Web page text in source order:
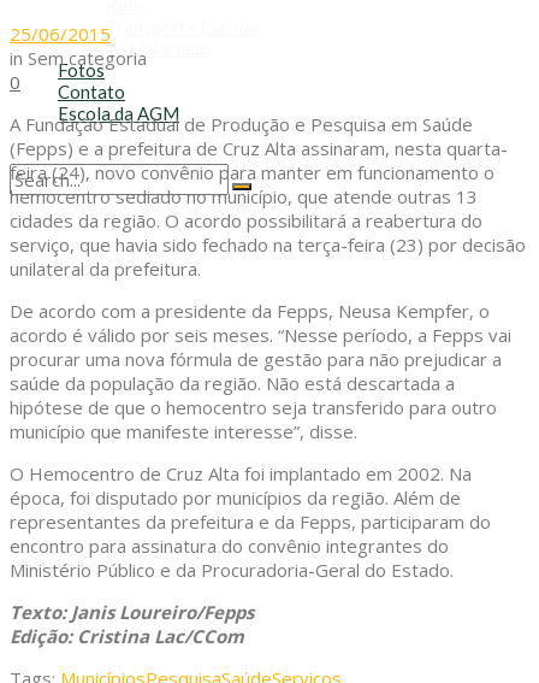
Transporte Escolar
Voluntariado
Fotos
Contato
Escola da AGM
Cursos da AGM
No Result
View All Result
25/06/2015
in Sem categoria
0
A Fundação Estadual de Produção e Pesquisa em Saúde
(Fepps) e a prefeitura de Cruz Alta assinaram, nesta quarta-
feira (24), novo convênio para manter em funcionamento o
hemocentro sediado no município, que atende outras 13
cidades da região. O acordo possibilitará a reabertura do
serviço, que havia sido fechado na terça-feira (23) por decisão
unilateral da prefeitura.
De acordo com a presidente da Fepps, Neusa Kempfer, o
acordo é válido por seis meses. “Nesse período, a Fepps vai
procurar uma nova fórmula de gestão para não prejudicar a
saúde da população da região. Não está descartada a
hipótese de que o hemocentro seja transferido para outro
município que manifeste interesse”, disse.
O Hemocentro de Cruz Alta foi implantado em 2002. Na
época, foi disputado por municípios da região. Além de
representantes da prefeitura e da Fepps, participaram do
encontro para assinatura do convênio integrantes do
Ministério Público e da Procuradoria-Geral do Estado.
Texto: Janis Loureiro/Fepps
Edição: Cristina Lac/CCom